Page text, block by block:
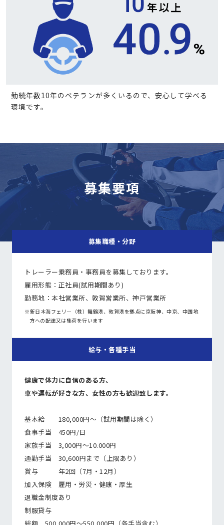
勤続年数10年のベテランが多くいるので、安心して学べる
環境です。
募集要項
募集職種・分野
トレーラー乗務員・事務員を募集しております。
雇用形態：正社員(試用期間あり)
勤務地：本社営業所、敦賀営業所、神戸営業所
※新日本海フェリー（株）舞鶴港、敦賀港を拠点に京阪神、中京、中国地
方への配達又は集荷を行います
給与・各種手当
健康で体力に自信のある方、
車や運転が好きな方、女性の方も歓迎致します。
基本給 180,000円～（試用期間は除く）
食事手当 450円/日
家族手当 3,000円～10.000円
通勤手当 30,600円まで（上限あり）
賞与 年2回（7月・12月）
加入保険 雇用・労災・健康・厚生
退職金制度あり
制服貸与